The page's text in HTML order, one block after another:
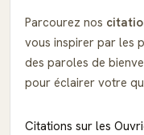
Parcourez nos
vous inspirer par les
des paroles de
pour éclairer votre
Citations sur les